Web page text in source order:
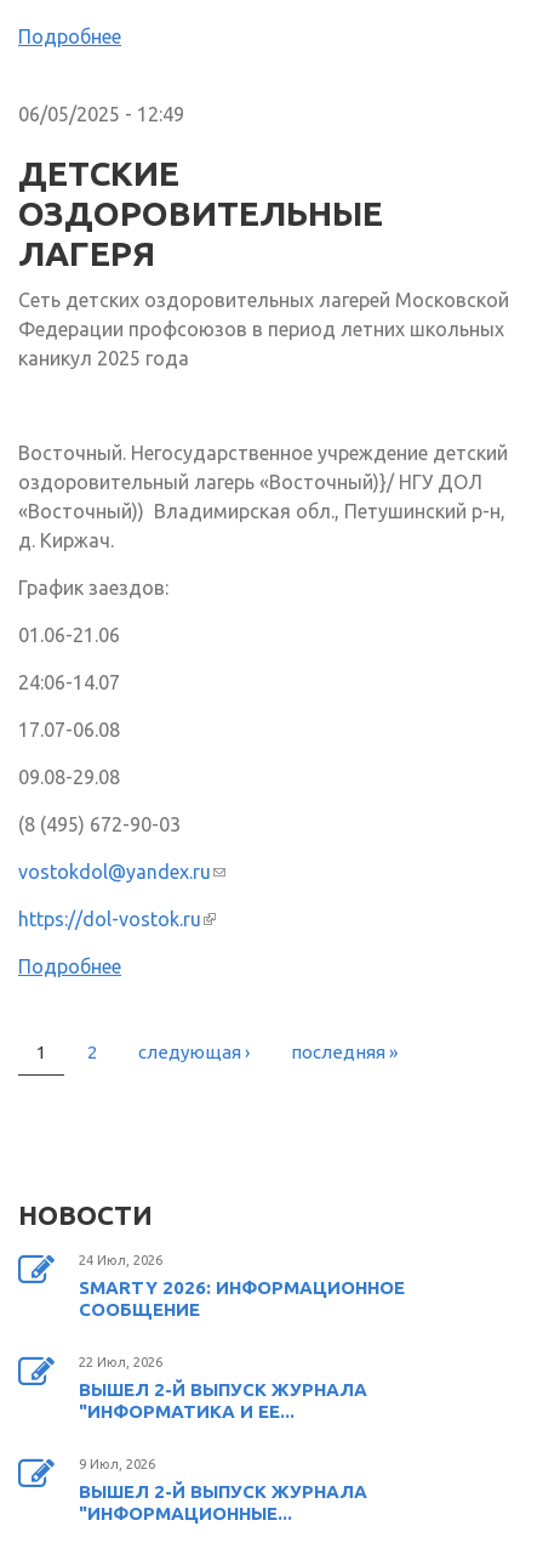
Подробнее
06/05/2025 - 12:49
ДЕТСКИЕ
ОЗДОРОВИТЕЛЬНЫЕ
ЛАГЕРЯ
Сеть детских оздоровительных лагерей Московской
Федерации профсоюзов в период летних школьных
каникул 2025 года
Восточный. Негосударственное учреждение детский
оздоровительный лагерь «Восточный)}/ НГУ ДОЛ
«Восточный)) Владимирская обл., Петушинский р-н,
д. Киржач.
График заездов:
01.06-21.06
24:06-14.07
17.07-06.08
09.08-29.08
(8 (495) 672-90-03
vostokdol@yandex.ru(ссылка для отправки email)
https://dol-vostok.ru(внешняя ссылка)
Подробнее
СТРАНИЦЫ
1 2 следующая › последняя »
НОВОСТИ
24 Июл, 2026
SMARTY 2026: ИНФОРМАЦИОННОЕ
СООБЩЕНИЕ
22 Июл, 2026
ВЫШЕЛ 2-Й ВЫПУСК ЖУРНАЛА
"ИНФОРМАТИКА И ЕЕ...
9 Июл, 2026
ВЫШЕЛ 2-Й ВЫПУСК ЖУРНАЛА
"ИНФОРМАЦИОННЫЕ...